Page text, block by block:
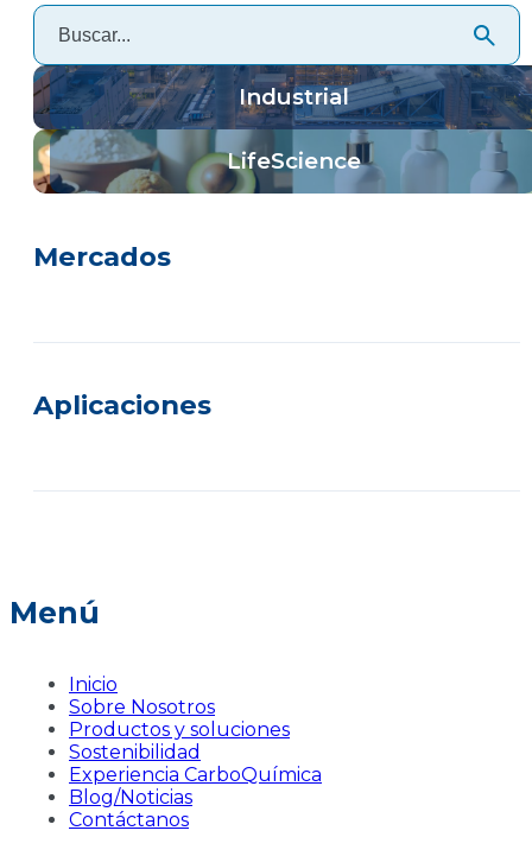
Industrial
LifeScience
Mercados
Aplicaciones
Menú
Inicio
Sobre Nosotros
Productos y soluciones
Sostenibilidad
Experiencia CarboQuímica
Blog/Noticias
Contáctanos